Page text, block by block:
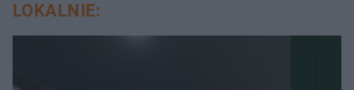
LOKALNIE: